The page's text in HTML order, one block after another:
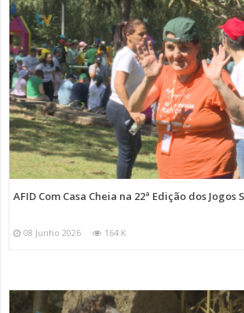
AFID Com Casa Cheia na 22ª Edição dos
08 Junho 2026 164 K